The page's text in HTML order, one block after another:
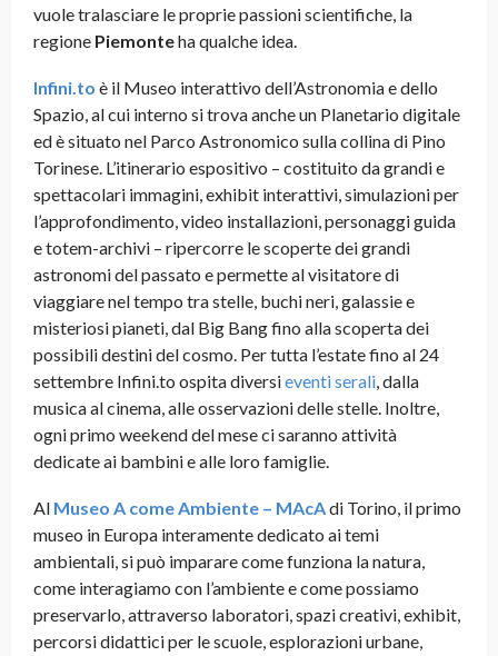
vuole tralasciare le proprie passioni scientifiche, la
regione Piemonteha qualche idea.
Infini.to è il Museo interattivo dell’Astronomia e dello
Spazio, al cui interno si trova anche un Planetario digitale
ed è situato nel Parco Astronomico sulla collina di Pino
Torinese. L’itinerario espositivo – costituito da grandi e
spettacolari immagini, exhibit interattivi, simulazioni per
l’approfondimento, video installazioni, personaggi guida
e totem-archivi – ripercorre le scoperte dei grandi
astronomi del passato e permette al visitatore di
viaggiare nel tempo tra stelle, buchi neri, galassie e
misteriosi pianeti, dal Big Bang fino alla scoperta dei
possibili destini del cosmo. Per tutta l’estate fino al 24
settembre Infini.to ospita diversieventi serali, dalla
musica al cinema, alle osservazioni delle stelle. Inoltre,
ogni primo weekend del mese ci saranno attività
dedicate ai bambini e alle loro famiglie.
Al Museo A come Ambiente – MAcAdi Torino, il primo
museo in Europa interamente dedicato ai temi
ambientali, si può imparare come funziona la natura,
come interagiamo con l’ambiente e come possiamo
preservarlo, attraverso laboratori, spazi creativi, exhibit,
percorsi didattici per le scuole, esplorazioni urbane,